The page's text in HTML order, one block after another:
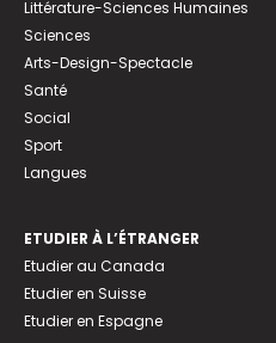
Littérature-Sciences Humaines
Sciences
Arts-Design-Spectacle
Santé
Social
Sport
Langues
ETUDIER À L’ÉTRANGER
Etudier au Canada
Etudier en Suisse
Etudier en Espagne